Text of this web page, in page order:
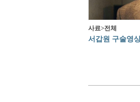
사료>전체
서갑원 구술영